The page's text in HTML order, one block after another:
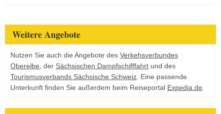
Weitere Angebote
Nutzen Sie auch die Angebote des Verkehsverbundes
Oberelbe, der Sächsischen Dampfschifffahrt und des
Tourismusverbands Sächsische Schweiz. Eine passende
Unterkunft finden Sie außerdem beim Reiseportal Expedia.de.